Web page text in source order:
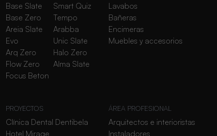
Base Slate
Base Zero
Areia Slate
Evo
Arq Zero
Flow Zero
Focus Beton
Smart Quiz
Tempo
Arabba
Unic Slate
Halo Zero
Alma Slate
Lavabos
Bañeras
Encimeras
Muebles y accesorios
PROYECTOS
Clínica Dental Dentibela
Hotel Mirage
ÁREA PROFESIONAL
Arquitectos e interioristas
Instaladores